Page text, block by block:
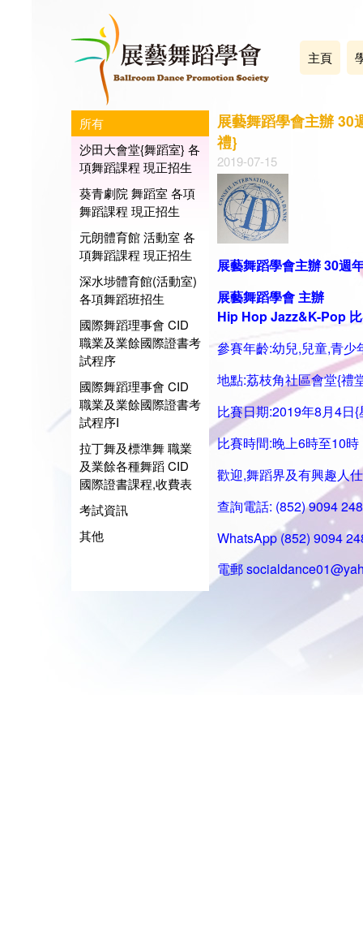
主頁
所有
沙田大會堂{舞蹈室} 各
項舞蹈課程 現正招生
葵青劇院 舞蹈室 各項
舞蹈課程 現正招生
元朗體育館 活動室 各
項舞蹈課程 現正招生
深水埗體育館(活動室)
各項舞蹈班招生
國際舞蹈理事會 CID
職業及業餘國際證書考
試程序
國際舞蹈理事會 CID
職業及業餘國際證書考
試程序I
拉丁舞及標準舞 職業
及業餘各種舞蹈 CID
國際證書課程,收費表
考試資訊
其他
展藝舞蹈學會主辦 30
禮}
2019-07-15
展藝舞蹈學會主辦 30週
展藝舞蹈學會主辦
Hip Hop Jazz&K-Pop
參賽年齡:幼兒,兒童,青少
地點:荔枝角社區會堂{禮
比賽日期:2019年8月4日{
比賽時間:晚上6時至10時
歡迎,舞蹈界及有興趣人
查詢電話: (852) 9094
WhatsApp (852) 9094
電郵